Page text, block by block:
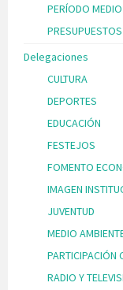
PERÍODO
Delegaciones
CULTURA
DEPORTES
EDUCACIÓN
FESTEJOS
FOMENTO
IMAGEN
JUVENTUD
MEDIO
PARTICIPACIÓN
RADIO Y